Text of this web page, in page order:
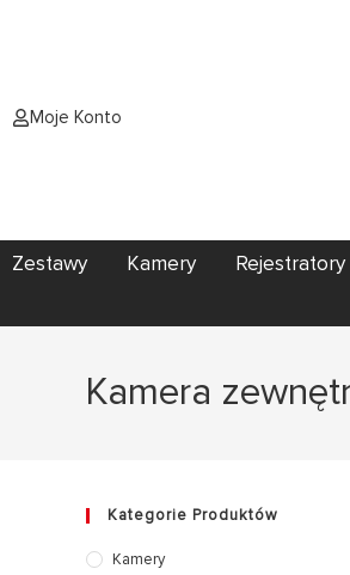
Moje Konto
Zestawy Kamery Rejestratory
Kamera
Kategorie Produktów
Kamery